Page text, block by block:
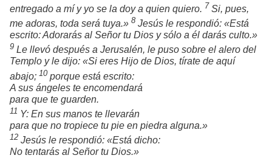
entregado a mí y yo se la doy a quien quiero. 7 Si, pues,
me adoras, toda será tuya.» 8 Jesús le respondió: «Está
escrito:Adorarás al Señor tu Dios y sólo a él darás culto.»
9 Le llevó después a Jerusalén, le puso sobre el alero del
Templo y le dijo: «Si eres Hijo de Dios, tírate de aquí
abajo; 10 porque está escrito:
A sus ángeles te encomendará
para que te guarden.
11 Y: En sus manos te llevarán
para que no tropiece tu pie en piedra alguna.»
12 Jesús le respondió: «Está dicho:
No tentarás al Señor tu Dios.»